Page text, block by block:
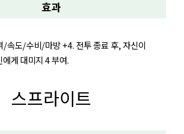
효과
/속도/수비/마방 +4. 전투 종료 후, 자신이
게 대미지 4 부여.
스프라이트